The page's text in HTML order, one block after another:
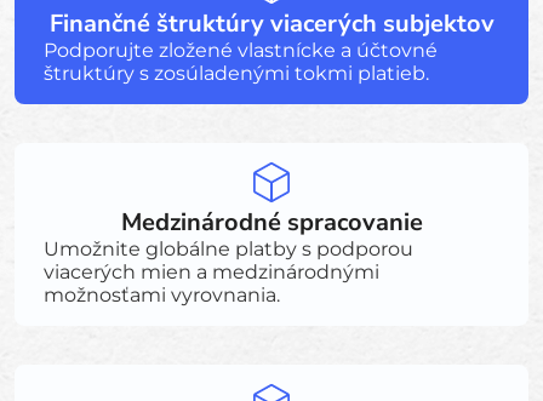
Finančné štruktúry viacerých subjektov
Podporujte zložené vlastnícke a účtovné
štruktúry s zosúladenými tokmi platieb.
Medzinárodné spracovanie
Umožnite globálne platby s podporou
viacerých mien a medzinárodnými
možnosťami vyrovnania.